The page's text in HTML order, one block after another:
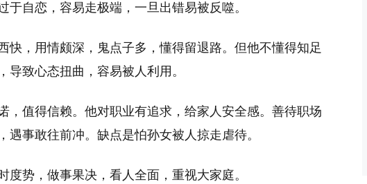
自恋，容易走极端，一旦出错易被反噬。
快，用情颇深，鬼点子多，懂得留退路。但他不懂得知足
致心态扭曲，容易被人利用。
，值得信赖。他对职业有追求，给家人安全感。善待职场
事敢往前冲。缺点是怕孙女被人掠走虐待。
度势，做事果决，看人全面，重视大家庭。